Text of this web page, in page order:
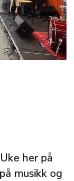
her på
musikk og